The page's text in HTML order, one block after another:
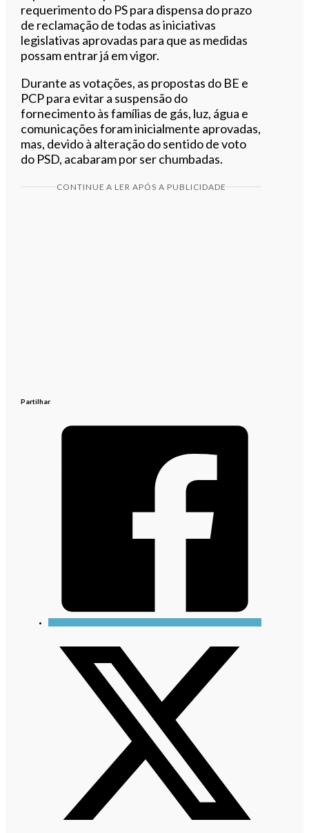
requerimento do PS para dispensa do prazo
de reclamação de todas as iniciativas
legislativas aprovadas para que as medidas
possam entrar já em vigor.
Durante as votações, as propostas do BE e
PCP para evitar a suspensão do
fornecimento às famílias de gás, luz, água e
comunicações foram inicialmente aprovadas,
mas, devido à alteração do sentido de voto
do PSD, acabaram por ser chumbadas.
CONTINUE A LER APÓS A PUBLICIDADE
Partilhar